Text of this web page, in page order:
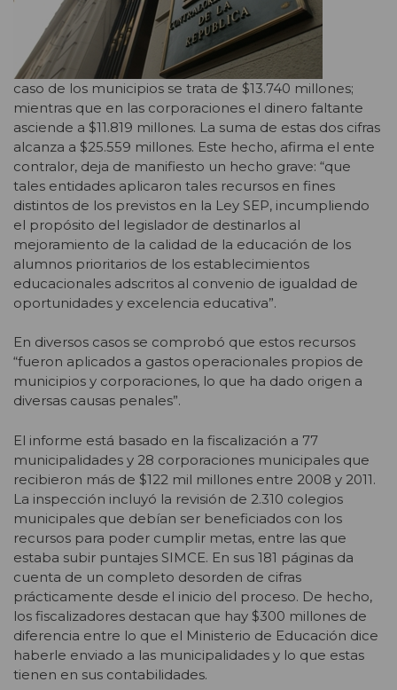
caso de los municipios se trata de $13.740 millones;
mientras que en las corporaciones el dinero faltante
asciende a $11.819 millones. La suma de estas dos cifras
alcanza a $25.559 millones. Este hecho, afirma el ente
contralor, deja de manifiesto un hecho grave: “que
tales entidades aplicaron tales recursos en fines
distintos de los previstos en la Ley SEP, incumpliendo
el propósito del legislador de destinarlos al
mejoramiento de la calidad de la educación de los
alumnos prioritarios de los establecimientos
educacionales adscritos al convenio de igualdad de
oportunidades y excelencia educativa”.
En diversos casos se comprobó que estos recursos
“fueron aplicados a gastos operacionales propios de
municipios y corporaciones, lo que ha dado origen a
diversas causas penales”.
El informe está basado en la fiscalización a 77
municipalidades y 28 corporaciones municipales que
recibieron más de $122 mil millones entre 2008 y 2011.
La inspección incluyó la revisión de 2.310 colegios
municipales que debían ser beneficiados con los
recursos para poder cumplir metas, entre las que
estaba subir puntajes SIMCE. En sus 181 páginas da
cuenta de un completo desorden de cifras
prácticamente desde el inicio del proceso. De hecho,
los fiscalizadores destacan que hay $300 millones de
diferencia entre lo que el Ministerio de Educación dice
haberle enviado a las municipalidades y lo que estas
tienen en sus contabilidades.